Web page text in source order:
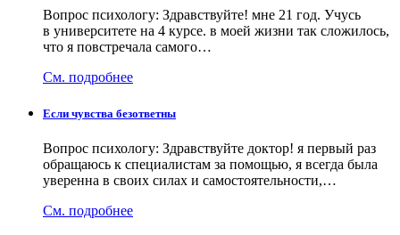
Вопрос психологу: Здравствуйте! мне 21 год. Учусь
в университете на 4 курсе. в моей жизни так сложилось,
что я повстречала самого…
См. подробнее
Если чувства безответны
Вопрос психологу: Здравствуйте доктор! я первый раз
обращаюсь к специалистам за помощью, я всегда была
уверенна в своих силах и самостоятельности,…
См. подробнее